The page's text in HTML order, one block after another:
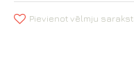
Pievienot vēlmju